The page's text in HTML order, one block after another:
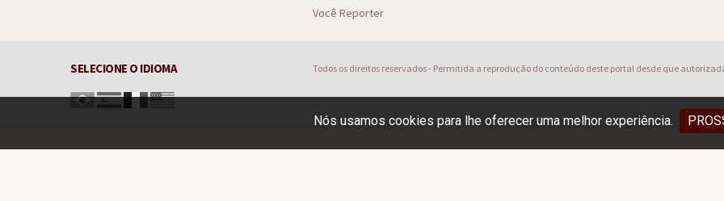
Nós usamos cookies para lhe oferecer uma melhor experiência.
Você Reporter
SELECIONE O IDIOMA Todos os direitos reservados - Permitida a reprodução do conteúdo deste portal desde que